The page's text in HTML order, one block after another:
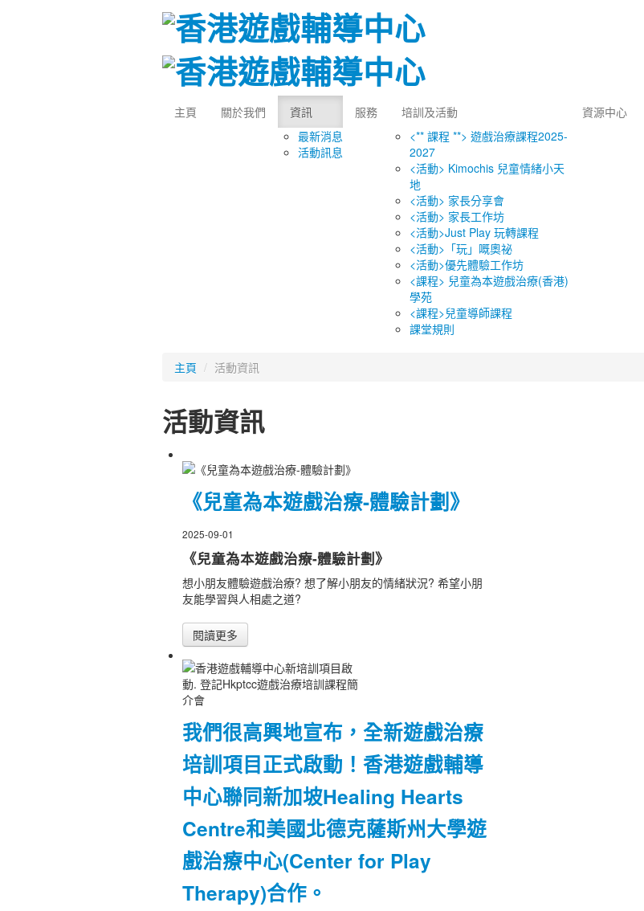
主頁 關於我們
資訊
最新消息
活動訊息
服務
培訓及活動
<** 課程 **> 遊戲治療課程2025-
2027
<活動> Kimochis 兒童情緒小天
地
<活動> 家長分享會
<活動> 家長工作坊
<活動>Just Play 玩轉課程
<活動>「玩」嘅奧祕
<活動>優先體驗工作坊
<課程> 兒童為本遊戲治療(香港)
學苑
<課程>兒童導師課程
課堂規則
資源中心
主頁 / 活動資訊
活動資訊
《兒童為本遊戲治療-體驗計劃》
2025-09-01
《兒童為本遊戲治療-體驗計劃》
想小朋友體驗遊戲治療? 想了解小朋友的情緒狀況? 希望小朋
友能學習與人相處之道?
閱讀更多
我們很高興地宣布，全新遊戲治療
培訓項目正式啟動！香港遊戲輔導
中心聯同新加坡Healing Hearts
Centre和美國北德克薩斯州大學遊
戲治療中心(Center for Play
Therapy)合作。